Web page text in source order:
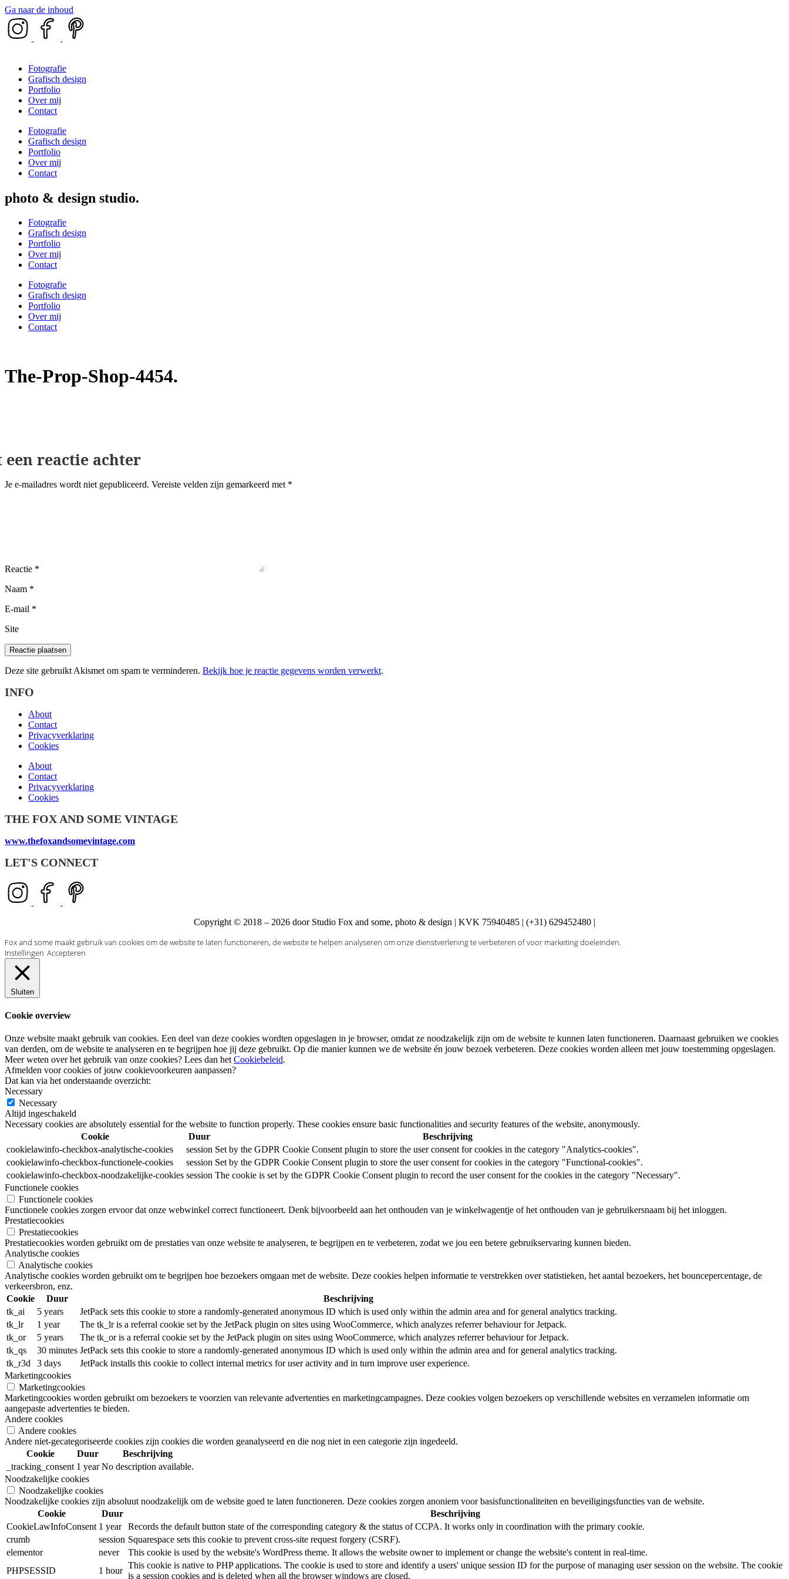
Ga naar de inhoud
Fotografie
Grafisch design
Portfolio
Over mij
Contact
Fotografie
Grafisch design
Portfolio
Over mij
Contact
photo & design studio
Fotografie
Grafisch design
Portfolio
Over mij
Contact
Fotografie
Grafisch design
Portfolio
Over mij
Contact
The-Prop-Shop-4454
Geef een reactie
Je e-mailadres wordt niet gepubliceerd. Vereiste velden zijn gemarkeerd met *
Reactie *
Naam *
E-mail *
Site
Deze site gebruikt Akismet om spam te verminderen. Bekijk hoe je reactie gegevens worden verwerkt.
INFO
About
Contact
Privacyverklaring
Cookies
About
Contact
Privacyverklaring
Cookies
THE FOX AND SOME VINTAGE
www.thefoxandsomevintage.com
LET'S CONNECT
Copyright © 2018 – 2026 door Studio Fox and some, photo & design | KVK 75940485 | (+31) 629452480 |
Fox and some maakt gebruik van cookies om de website te laten functioneren, de website te helpen analyseren om onze dienstverlening te verbeteren of voor marketing doeleinden.
Instellingen Accepteren
Sluiten
Cookie overview
Onze website maakt gebruik van cookies. Een deel van deze cookies wordten opgeslagen in je browser, omdat ze noodzakelijk zijn om de website te kunnen laten functioneren. Daarnaast gebruiken we cookies
van derden, om de website te analyseren en te begrijpen hoe jij deze gebruikt. Op die manier kunnen we de website én jouw bezoek verbeteren. Deze cookies worden alleen met jouw toestemming opgeslagen.
Meer weten over het gebruik van onze cookies? Lees dan het Cookiebeleid.
Afmelden voor cookies of jouw cookievoorkeuren aanpassen?
Dat kan via het onderstaande overzicht:
Necessary
Necessary
Altijd ingeschakeld
Necessary cookies are absolutely essential for the website to function properly. These cookies ensure basic functionalities and security features of the website, anonymously.
Cookie
Duur
Beschrijving
cookielawinfo-checkbox-analytische-cookies
session Set by the GDPR Cookie Consent plugin to store the user consent for cookies in the category "Analytics-cookies".
cookielawinfo-checkbox-functionele-cookies
session Set by the GDPR Cookie Consent plugin to store the user consent for cookies in the category "Functional-cookies".
cookielawinfo-checkbox-noodzakelijke-cookies session The cookie is set by the GDPR Cookie Consent plugin to record the user consent for the cookies in the category "Necessary".
Functionele cookies
Functionele cookies
Functionele cookies zorgen ervoor dat onze webwinkel correct functioneert. Denk bijvoorbeeld aan het onthouden van je winkelwagentje of het onthouden van je gebruikersnaam bij het inloggen.
Prestatiecookies
Prestatiecookies
Prestatiecookies worden gebruikt om de prestaties van onze website te analyseren, te begrijpen en te verbeteren, zodat we jou een betere gebruikservaring kunnen bieden.
Analytische cookies
Analytische cookies
Analytische cookies worden gebruikt om te begrijpen hoe bezoekers omgaan met de website. Deze cookies helpen informatie te verstrekken over statistieken, het aantal bezoekers, het bouncepercentage, de
verkeersbron, enz.
Cookie
Duur
Beschrijving
tk_ai
5 years
JetPack sets this cookie to store a randomly-generated anonymous ID which is used only within the admin area and for general analytics tracking.
tk_lr
1 year
The tk_lr is a referral cookie set by the JetPack plugin on sites using WooCommerce, which analyzes referrer behaviour for Jetpack.
tk_or
5 years
The tk_or is a referral cookie set by the JetPack plugin on sites using WooCommerce, which analyzes referrer behaviour for Jetpack.
tk_qs
30 minutes JetPack sets this cookie to store a randomly-generated anonymous ID which is used only within the admin area and for general analytics tracking.
tk_r3d
3 days
JetPack installs this cookie to collect internal metrics for user activity and in turn improve user experience.
Marketingcookies
Marketingcookies
Marketingcookies worden gebruikt om bezoekers te voorzien van relevante advertenties en marketingcampagnes. Deze cookies volgen bezoekers op verschillende websites en verzamelen informatie om
aangepaste advertenties te bieden.
Andere cookies
Andere cookies
Andere niet-gecategoriseerde cookies zijn cookies die worden geanalyseerd en die nog niet in een categorie zijn ingedeeld.
Cookie
Duur
Beschrijving
_tracking_consent 1 year No description available.
Noodzakelijke cookies
Noodzakelijke cookies
Noodzakelijke cookies zijn absoluut noodzakelijk om de website goed te laten functioneren. Deze cookies zorgen anoniem voor basisfunctionaliteiten en beveiligingsfuncties van de website.
Cookie
Duur
Beschrijving
CookieLawInfoConsent 1 year
Records the default button state of the corresponding category & the status of CCPA. It works only in coordination with the primary cookie.
crumb
session Squarespace sets this cookie to prevent cross-site request forgery (CSRF).
elementor
never
This cookie is used by the website's WordPress theme. It allows the website owner to implement or change the website's content in real-time.
PHPSESSID
1 hour
This cookie is native to PHP applications. The cookie is used to store and identify a users' unique session ID for the purpose of managing user session on the website. The cookie
is a session cookies and is deleted when all the browser windows are closed.